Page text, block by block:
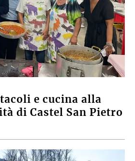
e cucina alla
di Castel San Pietro